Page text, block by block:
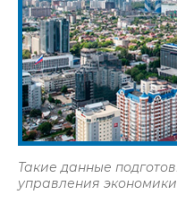
Такие данные
управления экономики